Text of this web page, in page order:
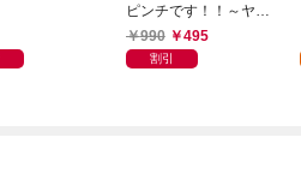
ピンチです！！～ヤン
デレ聖騎士と腹黒王子
のあらがえない溺愛～
990 495
割引